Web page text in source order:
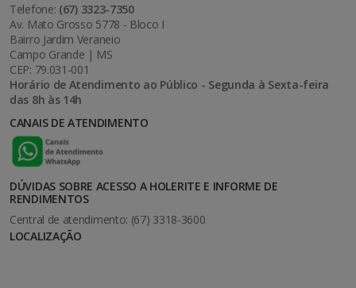
Telefone: (67) 3323-7350
Av. Mato Grosso 5778 - Bloco I
Bairro Jardim Veraneio
Campo Grande | MS
CEP: 79.031-001
Horário de Atendimento ao Público - Segunda à Sexta-feira
das 8h às 14h
CANAIS DE ATENDIMENTO
DÚVIDAS SOBRE ACESSO A HOLERITE E INFORME DE
RENDIMENTOS
Central de atendimento: (67) 3318-3600
LOCALIZAÇÃO